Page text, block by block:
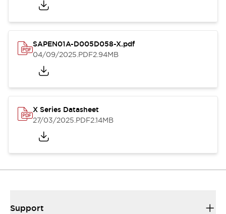
SAPEN01A-D005D058-X.pdf
04/09/2025.PDF2.94MB
X Series Datasheet
27/03/2025.PDF2.14MB
Support